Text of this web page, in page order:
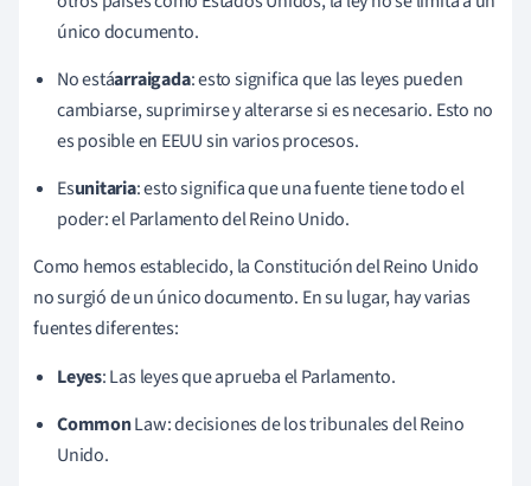
único documento.
No estáarraigada: esto significa que las leyes pueden
cambiarse, suprimirse y alterarse si es necesario. Esto no
es posible en EEUU sin varios procesos.
Esunitaria: esto significa que una fuente tiene todo el
poder: el Parlamento del Reino Unido.
Como hemos establecido, la Constitución del Reino Unido
no surgió de un único documento. En su lugar, hay varias
fuentes diferentes:
Leyes: Las leyes que aprueba el Parlamento.
CommonLaw: decisiones de los tribunales del Reino
Unido.